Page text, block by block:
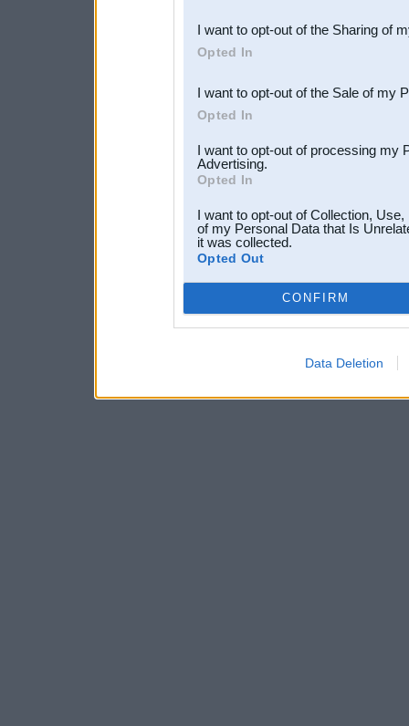
Downstream Participants
third parties.
I want to opt-out of the Sharing of
Opted In
I want to opt-out of the Sale of my
Opted In
I want to opt-out of processing my
Advertising.
Opted In
I want to opt-out of Collection,
of my Personal Data that Is
it was collected.
Opted Out
CONFIRM
Data Deletion